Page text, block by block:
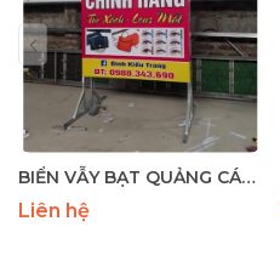
BIỂN VẪY BẠT QUẢNG CÁO (có đèn)
Liên hệ